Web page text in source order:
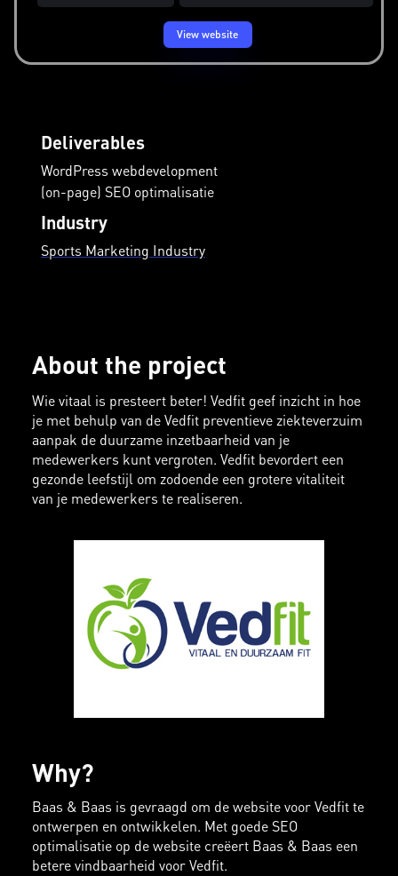
View website
Deliverables
WordPress webdevelopment
(on-page) SEO optimalisatie
Industry
Sports Marketing Industry
About the project
Wie vitaal is presteert beter! Vedfit geef inzicht in hoe
je met behulp van de Vedfit preventieve ziekteverzuim
aanpak de duurzame inzetbaarheid van je
medewerkers kunt vergroten. Vedfit bevordert een
gezonde leefstijl om zodoende een grotere vitaliteit
van je medewerkers te realiseren.
Why?
Baas & Baas is gevraagd om de website voor Vedfit te
ontwerpen en ontwikkelen. Met goede SEO
optimalisatie op de website creëert Baas & Baas een
betere vindbaarheid voor Vedfit.